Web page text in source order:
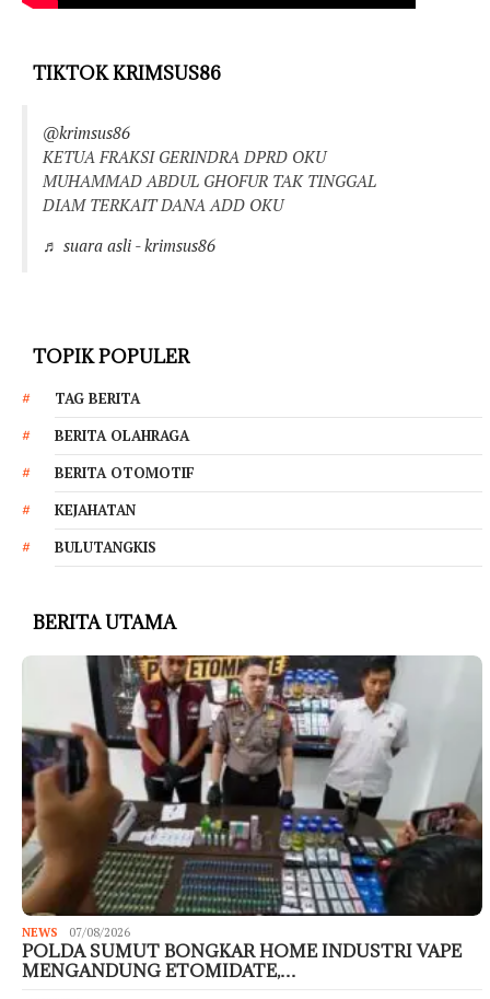
TIKTOK KRIMSUS86
@krimsus86
KETUA FRAKSI GERINDRA DPRD OKU
MUHAMMAD ABDUL GHOFUR TAK TINGGAL
DIAM TERKAIT DANA ADD OKU
♬ suara asli - krimsus86
TOPIK POPULER
TAG BERITA
BERITA OLAHRAGA
BERITA OTOMOTIF
KEJAHATAN
BULUTANGKIS
BERITA UTAMA
NEWS 07/08/2026
POLDA SUMUT BONGKAR HOME INDUSTRI VAPE
MENGANDUNG ETOMIDATE,…